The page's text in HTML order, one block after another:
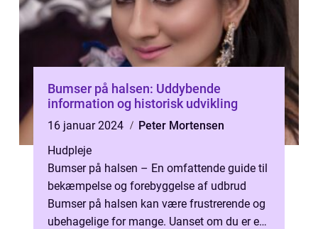
Bumser på halsen: Uddybende
information og historisk udvikling
16 januar 2024
Peter Mortensen
Hudpleje
Bumser på halsen – En omfattende guide til
bekæmpelse og forebyggelse af udbrud
Bumser på halsen kan være frustrerende og
ubehagelige for mange. Uanset om du er en